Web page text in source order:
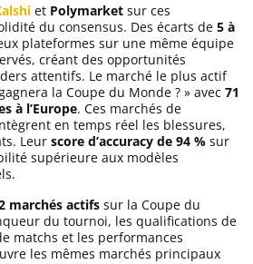
techniques
et Polymarket sur ces
du consensus. Des écarts de 5 à
plateformes sur une même équipe
créant des opportunités
attentifs. Le marché le plus actif
la Coupe du Monde ? » avec 71
à l’Europe. Ces marchés de
en temps réel les blessures,
Leur score d’accuracy de 94 % sur
supérieure aux modèles
marchés actifs sur la Coupe du
du tournoi, les qualifications de
matchs et les performances
les mêmes marchés principaux